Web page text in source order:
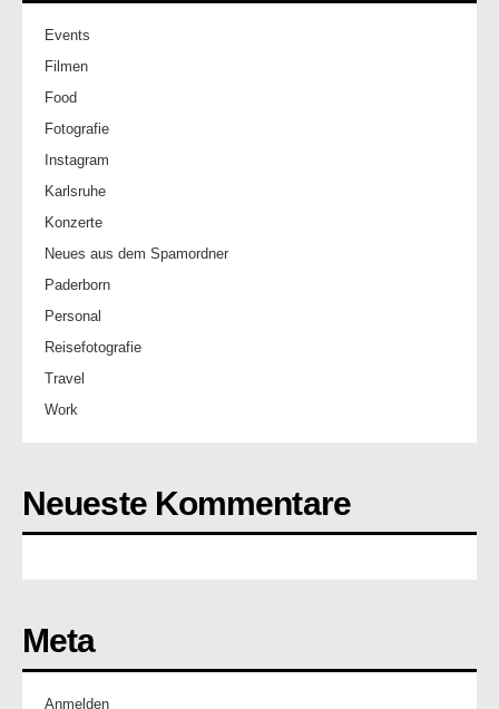
Events
Filmen
Food
Fotografie
Instagram
Karlsruhe
Konzerte
Neues aus dem Spamordner
Paderborn
Personal
Reisefotografie
Travel
Work
Neueste Kommentare
Meta
Anmelden